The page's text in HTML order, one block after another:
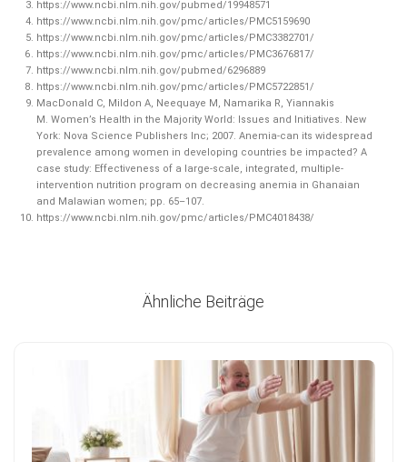
https://www.ncbi.nlm.nih.gov/pubmed/19948571
https://www.ncbi.nlm.nih.gov/pmc/articles/PMC5159690
https://www.ncbi.nlm.nih.gov/pmc/articles/PMC3382701/
https://www.ncbi.nlm.nih.gov/pmc/articles/PMC3676817/
https://www.ncbi.nlm.nih.gov/pubmed/6296889
https://www.ncbi.nlm.nih.gov/pmc/articles/PMC5722851/
MacDonald C, Mildon A, Neequaye M, Namarika R, Yiannakis
M. Women’s Health in the Majority World: Issues and Initiatives. New
York: Nova Science Publishers Inc; 2007. Anemia-can its widespread
prevalence among women in developing countries be impacted? A
case study: Effectiveness of a large-scale, integrated, multiple-
intervention nutrition program on decreasing anemia in Ghanaian
and Malawian women; pp. 65–107.
https://www.ncbi.nlm.nih.gov/pmc/articles/PMC4018438/
Ähnliche Beiträge